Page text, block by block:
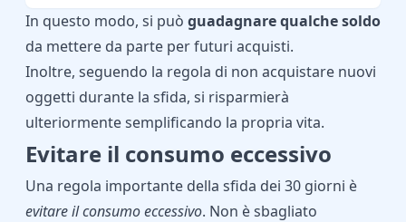
In questo modo, si può guadagnare qualche soldo
da mettere da parte per futuri acquisti.
Inoltre, seguendo la regola di non acquistare nuovi
oggetti durante la sfida, si risparmierà
ulteriormente semplificando la propria vita.
Evitare il consumo eccessivo
Una regola importante della sfida dei 30 giorni è
evitare il consumo eccessivo. Non è sbagliato